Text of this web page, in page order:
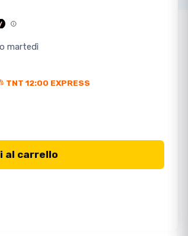
martedì
TNT 12:00 EXPRESS
al carrello